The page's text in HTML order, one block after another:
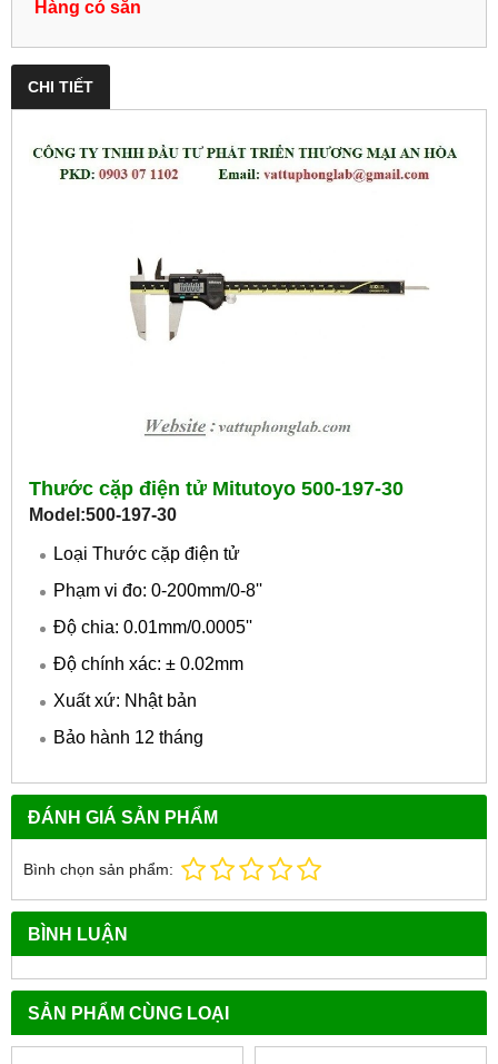
Hàng có sẵn
CHI TIẾT
Thước cặp điện tử Mitutoyo 500-197-30
Model:500-197-30
Loại Thước cặp điện tử
Phạm vi đo: 0-200mm/0-8''
Độ chia: 0.01mm/0.0005''
Độ chính xác: ± 0.02mm
Xuất xứ: Nhật bản
Bảo hành 12 tháng
ĐÁNH GIÁ SẢN PHẨM
Bình chọn sản phẩm:
BÌNH LUẬN
SẢN PHẨM CÙNG LOẠI